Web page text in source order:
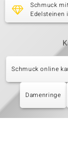
Schmuck
Edelsteinen
Schmuck online
Damenringe